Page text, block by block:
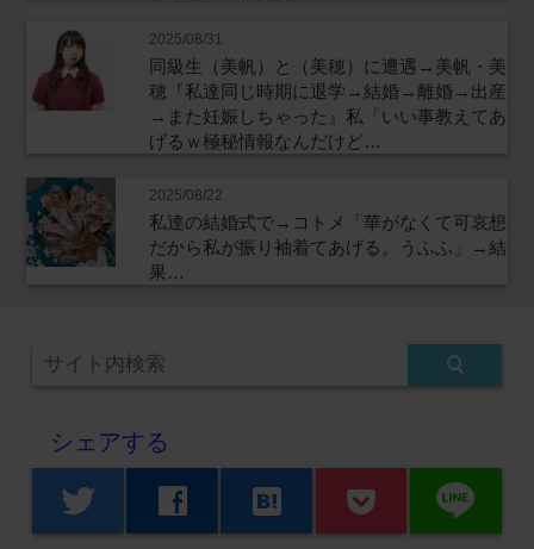
2025/08/31
同級生（美帆）と（美穂）に遭遇→美帆・美
穂『私達同じ時期に退学→結婚→離婚→出産
→また妊娠しちゃった』私「いい事教えてあ
げるｗ極秘情報なんだけど…
2025/08/22
私達の結婚式で→コトメ「華がなくて可哀想
だから私が振り袖着てあげる。うふふ」→結
果…
シェアする
twitter facebook hatenabookmark line